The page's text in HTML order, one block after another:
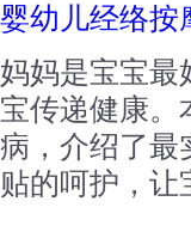
婴幼儿经络按
妈妈是宝宝最
宝传递健康。
病，介绍了最
贴的呵护，让